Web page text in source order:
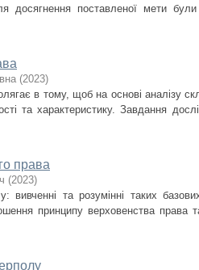
досягнення поставленої мети були
(2023)
в тому, щоб на основі аналізу
та характеристику. Завдання
права
(2023)
вивченні та розумінні таких
принципу верховенства права